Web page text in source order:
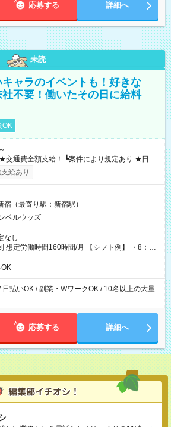
応募する 詳細へ
未読
ャラのイベントも！好きな
不要！働いたその日に給料
OK
あり） ┗働いたその日に現金GET♪ お仕事後はコ
い分を引き落とせます！ 【試用期間】試
給あり
宿（最寄り駅：新宿駅）
ベルウッズ
なし
時間160時間/月 【シフト例】 ・8：00
日払いOK / 副業・WワークOK / 10名以上の大量
応募する 詳細へ